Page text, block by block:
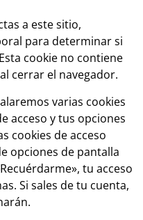
a este sitio,
para determinar si
cookie no contiene
cerrar el navegador.
varias cookies
acceso y tus opciones
cookies de acceso
opciones de pantalla
tu acceso
Si sales de tu cuenta,